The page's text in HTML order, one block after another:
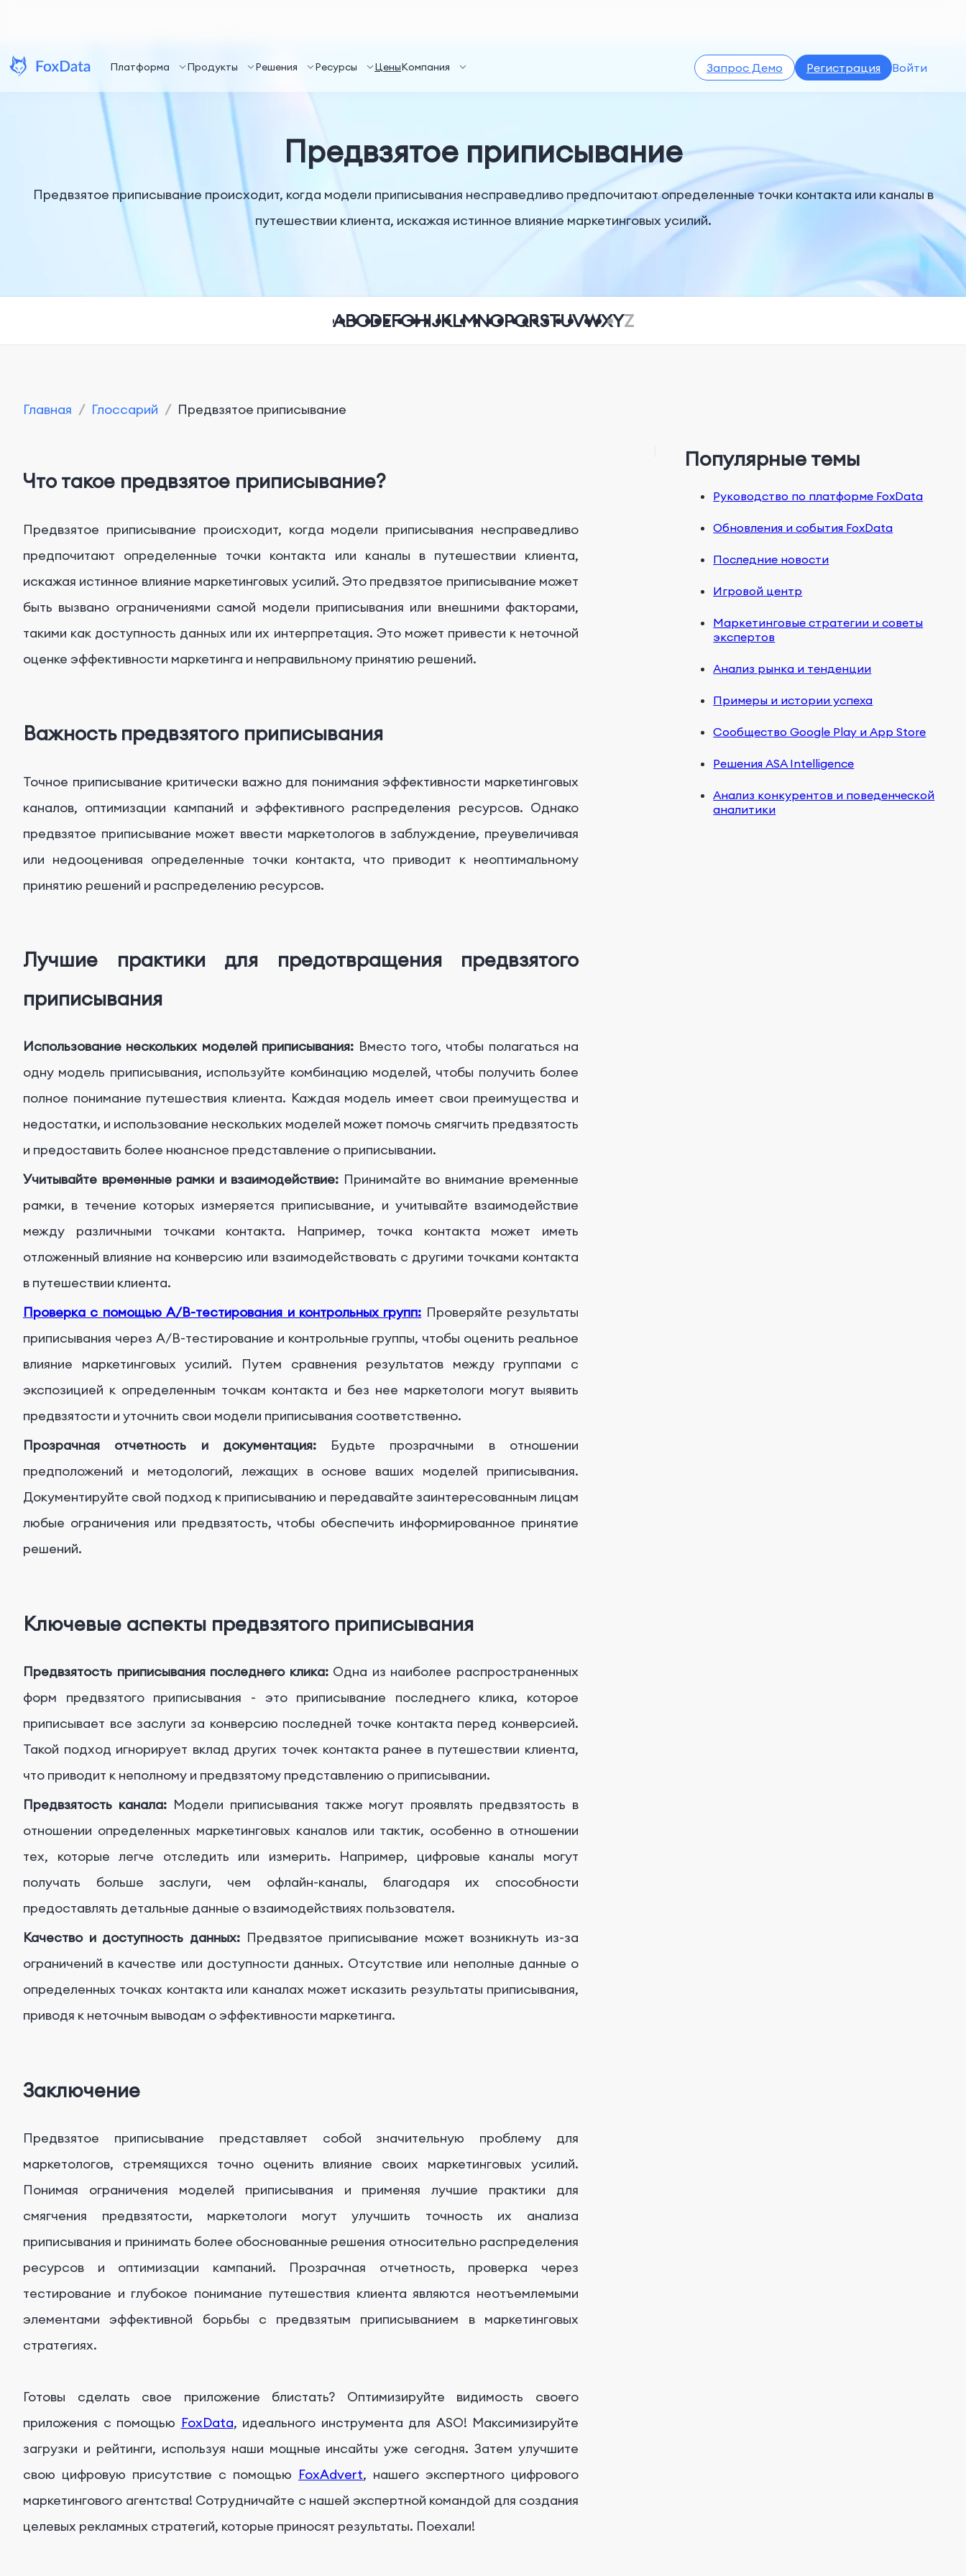
Платформа Продукты Решения Ресурсы ЦеныКомпания Запрос Демо Регистрация Войти
Предвзятое приписывание
Предвзятое приписывание происходит, когда модели приписывания несправедливо предпочитают определенные точки контакта или каналы в
путешествии клиента, искажая истинное влияние маркетинговых усилий.
ABCDEFGHIJKLMNOPQRSTUVWXYZ
Главная / Глоссарий / Предвзятое приписывание
Что такое предвзятое приписывание?
Предвзятое приписывание происходит, когда модели приписывания несправедливо
предпочитают определенные точки контакта или каналы в путешествии клиента,
искажая истинное влияние маркетинговых усилий. Это предвзятое приписывание может
быть вызвано ограничениями самой модели приписывания или внешними факторами,
такими как доступность данных или их интерпретация. Это может привести к неточной
оценке эффективности маркетинга и неправильному принятию решений.
Важность предвзятого приписывания
Точное приписывание критически важно для понимания эффективности маркетинговых
каналов, оптимизации кампаний и эффективного распределения ресурсов. Однако
предвзятое приписывание может ввести маркетологов в заблуждение, преувеличивая
или недооценивая определенные точки контакта, что приводит к неоптимальному
принятию решений и распределению ресурсов.
Лучшие практики для предотвращения предвзятого
приписывания
Использование нескольких моделей приписывания: Вместо того, чтобы полагаться на
одну модель приписывания, используйте комбинацию моделей, чтобы получить более
полное понимание путешествия клиента. Каждая модель имеет свои преимущества и
недостатки, и использование нескольких моделей может помочь смягчить предвзятость
и предоставить более нюансное представление о приписывании.
Учитывайте временные рамки и взаимодействие: Принимайте во внимание временные
рамки, в течение которых измеряется приписывание, и учитывайте взаимодействие
между различными точками контакта. Например, точка контакта может иметь
отложенный влияние на конверсию или взаимодействовать с другими точками контакта
в путешествии клиента.
Проверка с помощью A/B-тестирования и контрольных групп: Проверяйте результаты
приписывания через A/B-тестирование и контрольные группы, чтобы оценить реальное
влияние маркетинговых усилий. Путем сравнения результатов между группами с
экспозицией к определенным точкам контакта и без нее маркетологи могут выявить
предвзятости и уточнить свои модели приписывания соответственно.
Прозрачная отчетность и документация:Будьте прозрачными в отношении
предположений и методологий, лежащих в основе ваших моделей приписывания.
Документируйте свой подход к приписыванию и передавайте заинтересованным лицам
любые ограничения или предвзятость, чтобы обеспечить информированное принятие
решений.
Ключевые аспекты предвзятого приписывания
Предвзятость приписывания последнего клика:Одна из наиболее распространенных
форм предвзятого приписывания - это приписывание последнего клика, которое
приписывает все заслуги за конверсию последней точке контакта перед конверсией.
Такой подход игнорирует вклад других точек контакта ранее в путешествии клиента,
что приводит к неполному и предвзятому представлению о приписывании.
Предвзятость канала:Модели приписывания также могут проявлять предвзятость в
отношении определенных маркетинговых каналов или тактик, особенно в отношении
тех, которые легче отследить или измерить. Например, цифровые каналы могут
получать больше заслуги, чем офлайн-каналы, благодаря их способности
предоставлять детальные данные о взаимодействиях пользователя.
Качество и доступность данных:Предвзятое приписывание может возникнуть из-за
ограничений в качестве или доступности данных. Отсутствие или неполные данные о
определенных точках контакта или каналах может исказить результаты приписывания,
приводя к неточным выводам о эффективности маркетинга.
Заключение
Предвзятое приписывание представляет собой значительную проблему для
маркетологов, стремящихся точно оценить влияние своих маркетинговых усилий.
Понимая ограничения моделей приписывания и применяя лучшие практики для
смягчения предвзятости, маркетологи могут улучшить точность их анализа
приписывания и принимать более обоснованные решения относительно распределения
ресурсов и оптимизации кампаний. Прозрачная отчетность, проверка через
тестирование и глубокое понимание путешествия клиента являются неотъемлемыми
элементами эффективной борьбы с предвзятым приписыванием в маркетинговых
стратегиях.
Готовы сделать свое приложение блистать? Оптимизируйте видимость своего
приложения с помощью FoxData, идеального инструмента для ASO! Максимизируйте
загрузки и рейтинги, используя наши мощные инсайты уже сегодня. Затем улучшите
свою цифровую присутствие с помощью FoxAdvert, нашего экспертного цифрового
маркетингового агентства! Сотрудничайте с нашей экспертной командой для создания
целевых рекламных стратегий, которые приносят результаты. Поехали!
Популярные темы
Руководство по платформе FoxData
Обновления и события FoxData
Последние новости
Игровой центр
Маркетинговые стратегии и советы
экспертов
Анализ рынка и тенденции
Примеры и истории успеха
Сообщество Google Play и App Store
Решения ASA Intelligence
Анализ конкурентов и поведенческой
аналитики